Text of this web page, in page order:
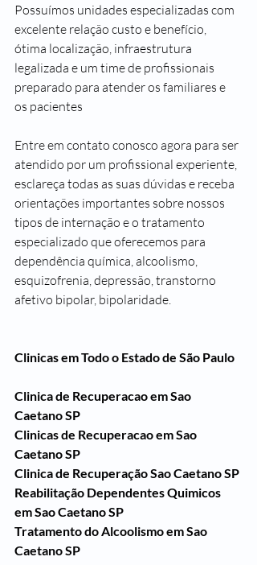
Possuímos unidades especializadas com
excelente relação custo e benefício,
ótima localização, infraestrutura
legalizada e um time de profissionais
preparado para atender os familiares e
os pacientes
Entre em contato conosco agora para ser
atendido por um profissional experiente,
esclareça todas as suas dúvidas e receba
orientações importantes sobre nossos
tipos de internação e o tratamento
especializado que oferecemos para
dependência química, alcoolismo,
esquizofrenia, depressão, transtorno
afetivo bipolar, bipolaridade.
Clinicas em Todo o Estado de São Paulo
Clinica de Recuperacao em Sao
Caetano SP
Clinicas de Recuperacao em Sao
Caetano SP
Clinica de Recuperação Sao Caetano SP
Reabilitação Dependentes Quimicos
em Sao Caetano SP
Tratamento do Alcoolismo em Sao
Caetano SP